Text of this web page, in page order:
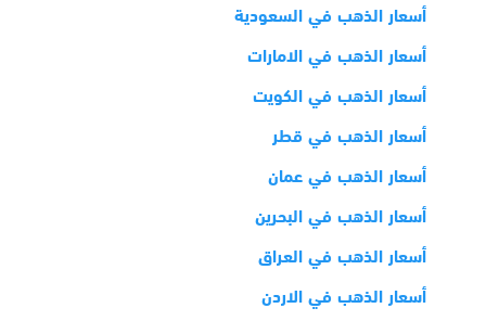
أسعار الذهب في السعودية
أسعار الذهب في الامارات
أسعار الذهب في الكويت
أسعار الذهب في قطر
أسعار الذهب في عمان
أسعار الذهب في البحرين
أسعار الذهب في العراق
أسعار الذهب في الاردن